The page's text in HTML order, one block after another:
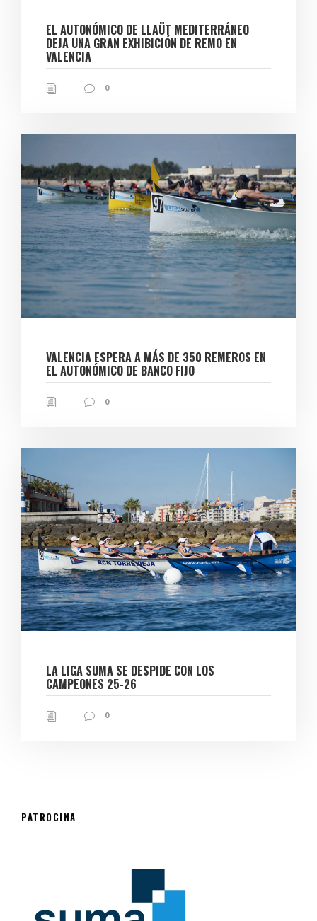
EL AUTONÓMICO DE LLAÜT MEDITERRÁNEO
DEJA UNA GRAN EXHIBICIÓN DE REMO EN
VALENCIA
0
VALENCIA ESPERA A MÁS DE 350 REMEROS EN
EL AUTONÓMICO DE BANCO FIJO
0
LA LIGA SUMA SE DESPIDE CON LOS
CAMPEONES 25-26
0
PATROCINA